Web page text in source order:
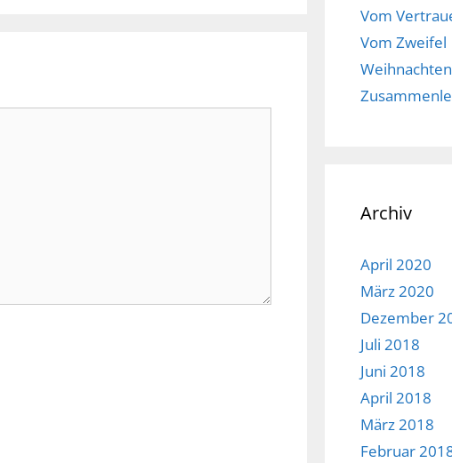
Vom
Vom Zweifel
Weihnachten
Archiv
April 2020
März 2020
Dezember
Juli 2018
Juni 2018
April 2018
März 2018
Februar